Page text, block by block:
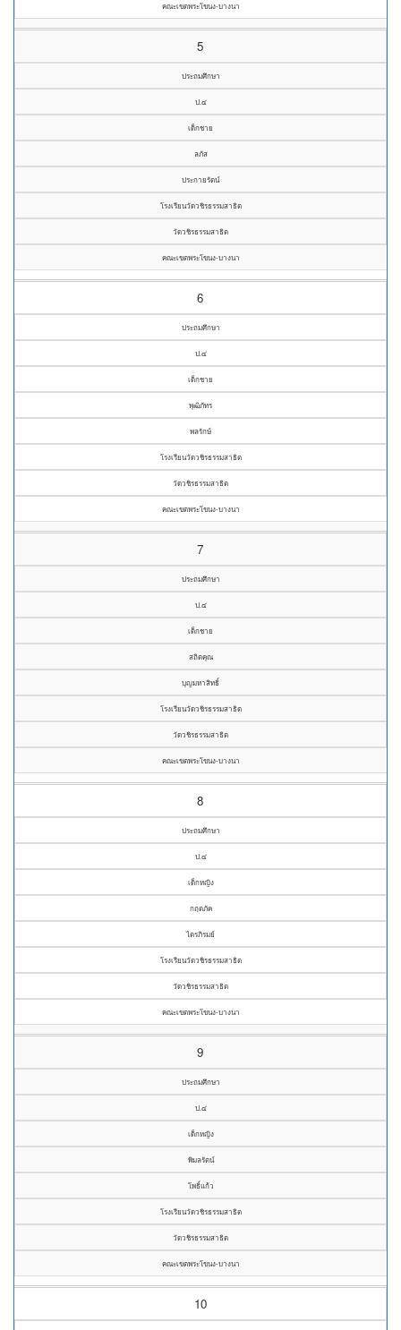
คณะเขตพระโขนง-บางนา
5
ประถมศึกษา
ป.๔
เด็กชาย
ลภัส
ประกายรัตน์
โรงเรียนวัดวชิรธรรมสาธิต
วัดวชิรธรรมสาธิต
คณะเขตพระโขนง-บางนา
6
ประถมศึกษา
ป.๔
เด็กชาย
พุฒิภัทร
พลรักษ์
โรงเรียนวัดวชิรธรรมสาธิต
วัดวชิรธรรมสาธิต
คณะเขตพระโขนง-บางนา
7
ประถมศึกษา
ป.๔
เด็กชาย
สถิตคุณ
บุญมหาสิทธิ์
โรงเรียนวัดวชิรธรรมสาธิต
วัดวชิรธรรมสาธิต
คณะเขตพระโขนง-บางนา
8
ประถมศึกษา
ป.๔
เด็กหญิง
กฤตภัค
ไตรภิรมย์
โรงเรียนวัดวชิรธรรมสาธิต
วัดวชิรธรรมสาธิต
คณะเขตพระโขนง-บางนา
9
ประถมศึกษา
ป.๔
เด็กหญิง
พิมลรัตน์
โพธิ์แก้ว
โรงเรียนวัดวชิรธรรมสาธิต
วัดวชิรธรรมสาธิต
คณะเขตพระโขนง-บางนา
10